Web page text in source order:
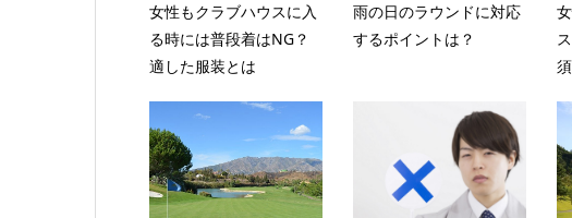
女性もクラブハウスに入
る時には普段着はNG？
適した服装とは
雨の日のラウンドに対応
するポイントは？